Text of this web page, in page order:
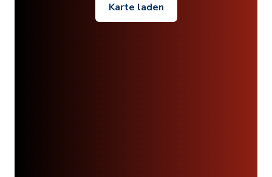
Karte laden